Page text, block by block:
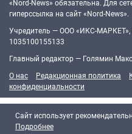
«Nord-News» обязательна. Для
гиперссылка на сайт «Nord-News».
Учредитель — ООО «ИКС-
1035100155133
Главный редактор — Голямин
О нас
Редакционная политика
конфиденциальности
Cайт использует
Подробнее